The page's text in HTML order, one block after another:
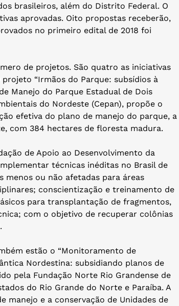
brasileiros, além do Distrito Federal. O
aprovadas. Oito propostas receberão,
no primeiro edital de 2018 foi
de projetos. São quatro as iniciativas
“Irmãos do Parque: subsídios à
Manejo do Parque Estadual de Dois
do Nordeste (Cepan), propõe o
efetiva do plano de manejo do parque, a
com 384 hectares de floresta madura.
de Apoio ao Desenvolvimento da
técnicas inéditas no Brasil de
ou não afetadas para áreas
conscientização e treinamento de
para transplantação de fragmentos,
com o objetivo de recuperar colônias
estão o “Monitoramento de
Nordestina: subsidiando planos de
pela Fundação Norte Rio Grandense de
do Rio Grande do Norte e Paraíba. A
manejo e a conservação de Unidades de